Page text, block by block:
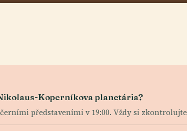
Koperníkova planetária?
představeními v 19:00. Vždy si zkontrolujte